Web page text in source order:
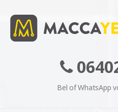
Bel of WhatsApp